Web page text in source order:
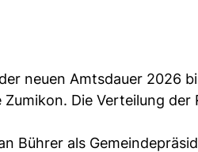
neuen Amtsdauer 2026
Die Verteilung
Bührer als